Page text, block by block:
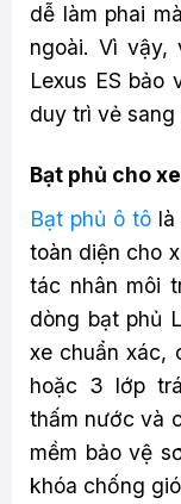
dễ làm phai
ngoài. Vì vậy,
Lexus ES bảo
duy trì vẻ sang
Bạt phủ cho
Bạt phủ ô tô
toàn diện cho
tác nhân môi
dòng bạt phủ
xe chuẩn xác,
hoặc 3 lớp
thấm nước và
mềm bảo vệ
khóa chống